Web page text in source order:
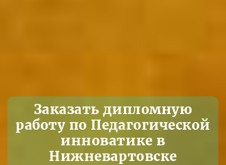
Заказать дипломную
работу по Педагогической
инноватике в
Нижневартовске